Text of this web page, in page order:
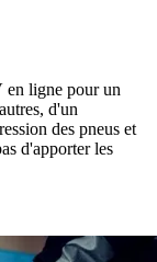
en ligne pour un
d'un
des pneus et
d'apporter les